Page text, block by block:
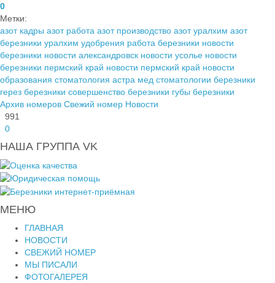
0
Метки:
азот кадры азот работа азот производство азот уралхим азот
березники уралхим удобрения работа березники новости
березники новости александровск новости усолье новости
березники пермский край новости пермский край новости
образования стоматология астра мед стоматологии березники
герез березники совершенство березники губы березники
Архив номеров Свежий номер Новости
991
0
НАША ГРУППА VK
МЕНЮ
ГЛАВНАЯ
НОВОСТИ
СВЕЖИЙ НОМЕР
МЫ ПИСАЛИ
ФОТОГАЛЕРЕЯ